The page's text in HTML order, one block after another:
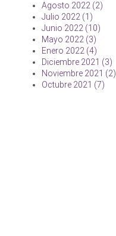
Agosto 2022 (2)
Julio 2022 (1)
Junio 2022 (10)
Mayo 2022 (3)
Enero 2022 (4)
Diciembre 2021 (3)
Noviembre 2021 (2)
Octubre 2021 (7)